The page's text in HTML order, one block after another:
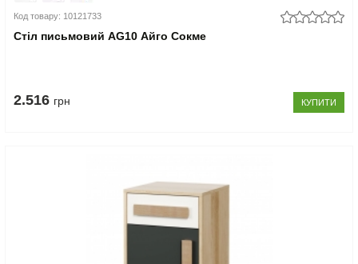
Код товару: 10121733
Стіл письмовий AG10 Айго Сокме
2.516 грн КУПИТИ